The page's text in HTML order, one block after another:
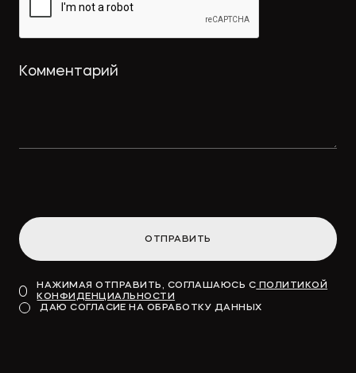
ОТПРАВИТЬ
НАЖИМАЯ ОТПРАВИТЬ, СОГЛАШАЮСЬ С ПОЛИТИКОЙ
КОНФИДЕНЦИАЛЬНОСТИ
ДАЮ СОГЛАСИЕ НА ОБРАБОТКУ ДАННЫХ